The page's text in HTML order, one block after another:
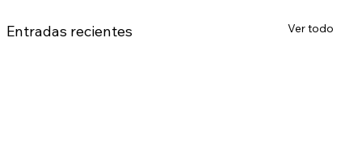
Entradas recientes Ver todo